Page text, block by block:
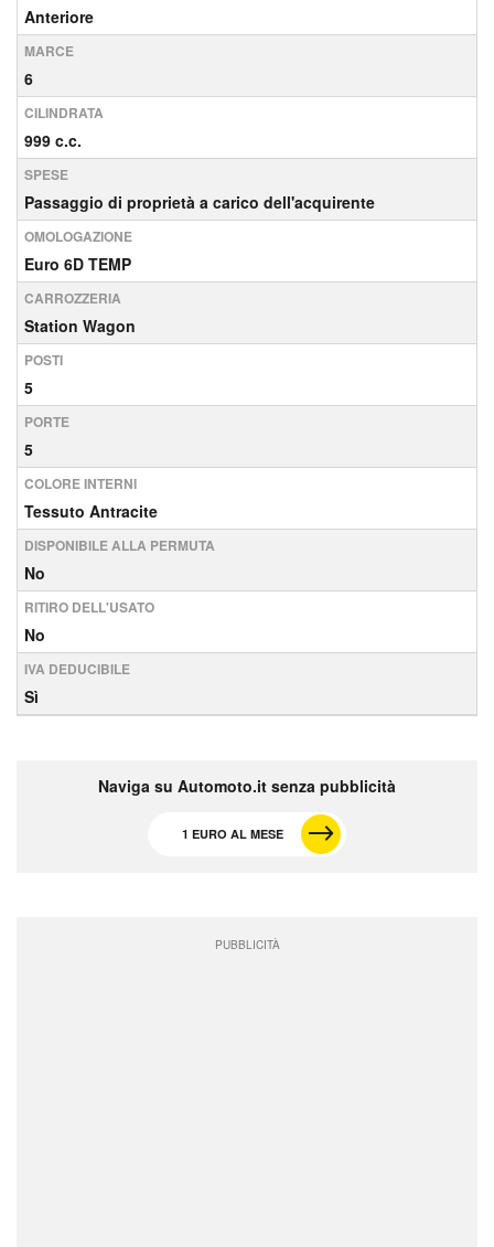
Anteriore
MARCE
6
CILINDRATA
999 c.c.
SPESE
Passaggio di proprietà a carico dell'acquirente
OMOLOGAZIONE
Euro 6D TEMP
CARROZZERIA
Station Wagon
POSTI
5
PORTE
5
COLORE INTERNI
Tessuto Antracite
DISPONIBILE ALLA PERMUTA
No
RITIRO DELL'USATO
No
IVA DEDUCIBILE
Sì
Naviga su Automoto.it senza pubblicità
1 EURO AL MESE
PUBBLICITÀ